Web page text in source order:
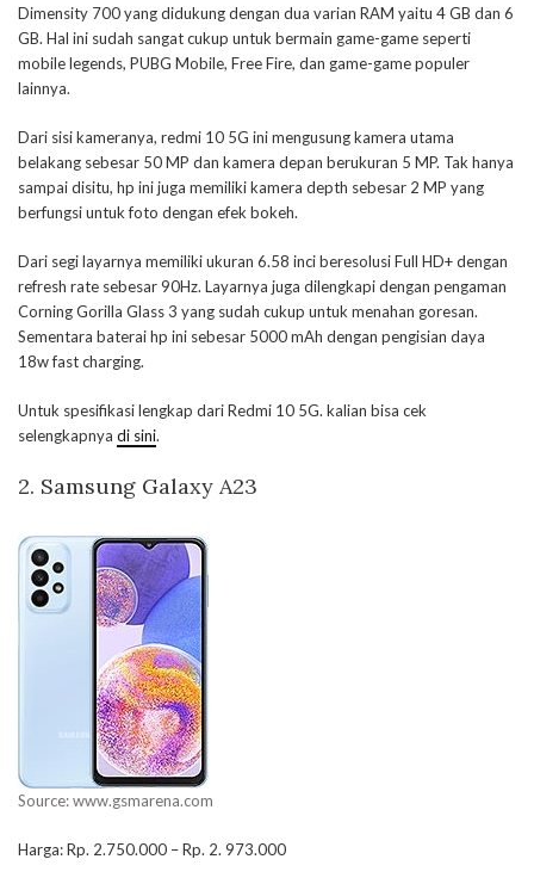
Dimensity 700 yang didukung dengan dua varian RAM yaitu 4 GB dan 6
GB. Hal ini sudah sangat cukup untuk bermain game-game seperti
mobile legends, PUBG Mobile, Free Fire, dan game-game populer
lainnya.
Dari sisi kameranya, redmi 10 5G ini mengusung kamera utama
belakang sebesar 50 MP dan kamera depan berukuran 5 MP. Tak hanya
sampai disitu, hp ini juga memiliki kamera depth sebesar 2 MP yang
berfungsi untuk foto dengan efek bokeh.
Dari segi layarnya memiliki ukuran 6.58 inci beresolusi Full HD+ dengan
refresh rate sebesar 90Hz. Layarnya juga dilengkapi dengan pengaman
Corning Gorilla Glass 3 yang sudah cukup untuk menahan goresan.
Sementara baterai hp ini sebesar 5000 mAh dengan pengisian daya
18w fast charging.
Untuk spesifikasi lengkap dari Redmi 10 5G. kalian bisa cek
selengkapnya di sini.
2. Samsung Galaxy A23
Source: www.gsmarena.com
Harga: Rp. 2.750.000 – Rp. 2. 973.000